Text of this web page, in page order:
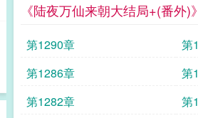
《陆夜万仙来朝大结局+(番外)
第1290章 第
第1286章
第
第1282章
第